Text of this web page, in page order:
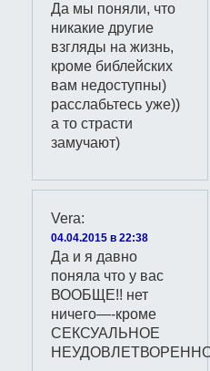
Да мы поняли, что
никакие другие
взгляды на жизнь,
кроме библейских
вам недоступны)
расслабьтесь уже))
а то страсти
замучают)
Vera:
04.04.2015 в 22:38
Да и я давно
поняла что у вас
ВООБЩЕ!! нет
ничего—-кроме
СЕКСУАЛЬНОЕ